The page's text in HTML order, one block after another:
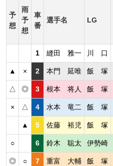
予
想
雨
予
想
車
番
選手名 LG
1 縫田 雅一 川 口
▲ × 2 本門 延唯 飯 塚
△ ◎ 3 根本 将人 飯 塚
× △ 4 水本 竜二 飯 塚
▲ 5 佐藤 裕児 飯 塚
○ 6 鈴木 聡太 伊勢崎
◎ ○ 7 重富 大輔 飯 塚